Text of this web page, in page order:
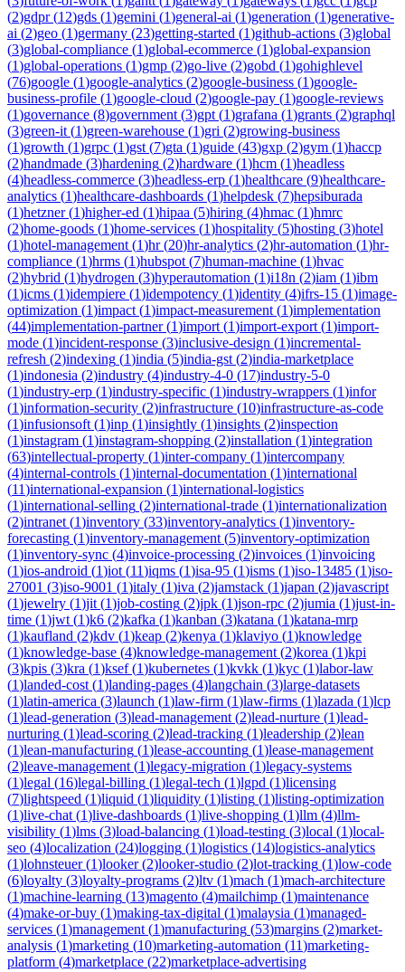
(2)gdpr(12)gds (1)gemini (1)general-ai (1)generation (1)generative-
ai (2)geo (1)germany (23)getting-started (1)github-actions (3)global
(3)global-compliance (1)global-ecommerce (1)global-expansion
(1)global-operations (1)gmp (2)go-live (2)gobd (1)gohighlevel
(76)google (1)google-analytics (2)google-business (1)google-
business-profile (1)google-cloud (2)google-pay (1)google-reviews
(1)governance (8)government (3)gpt (1)grafana (1)grants (2)graphql
(3)green-it (1)green-warehouse (1)gri (2)growing-business
(1)growth (1)grpc (1)gst (7)gta (1)guide (43)gxp (2)gym (1)haccp
(2)handmade (3)hardening (2)hardware (1)hcm (1)headless
(4)headless-commerce (3)headless-erp (1)healthcare (9)healthcare-
analytics (1)healthcare-dashboards (1)helpdesk (7)hepsiburada
(1)hetzner(1)higher-ed (1)hipaa (5)hiring (4)hmac (1)hmrc
(2)home-goods (1)home-services (1)hospitality (5)hosting (3)hotel
(1)hotel-management (1)hr(20)hr-analytics (2)hr-automation (1)hr-
compliance (1)hrms (1)hubspot (7)human-machine (1)hvac
(2)hybrid (1)hydrogen (3)hyperautomation (1)i18n (2)iam (1)ibm
(1)icms (1)idempiere (1)idempotency (1)identity (4)ifrs-15 (1)image-
optimization (1)impact (1)impact-measurement (1)implementation
(44)implementation-partner(1)import (1)import-export (1)import-
mode (1)incident-response (3)inclusive-design (1)incremental-
refresh (2)indexing (1)india (5)india-gst (2)india-marketplace
(1)indonesia (2)industry (4)industry-4-0 (17)industry-5-0
(1)industry-erp (1)industry-specific (1)industry-wrappers (1)infor
(1)information-security (2)infrastructure (10)infrastructure-as-code
(1)infusionsoft (1)inp (1)insightly (1)insights (2)inspection
(1)instagram (1)instagram-shopping (2)installation (1)integration
(63)intellectual-property (1)inter-company (1)intercompany
(4)internal-controls (1)internal-documentation (1)international
(11)international-expansion (1)international-logistics
(1)international-selling (2)international-trade (1)internationalization
(2)intranet (1)inventory (33)inventory-analytics (1)inventory-
forecasting (1)inventory-management (5)inventory-optimization
(1)inventory-sync (4)invoice-processing (2)invoices (1)invoicing
(1)ios-android (1)iot (11)iqms (1)isa-95 (1)isms (1)iso-13485 (1)iso-
27001 (3)iso-9001 (1)italy (1)iva (2)jamstack (1)japan (2)javascript
(1)jewelry (1)jit (1)job-costing (2)jpk (1)json-rpc (2)jumia (1)just-in-
time (1)jwt (1)k6 (2)kafka (1)kanban (3)katana (1)katana-mrp
(1)kaufland (2)kdv (1)keap (2)kenya (1)klaviyo (1)knowledge
(1)knowledge-base (4)knowledge-management (2)korea (1)kpi
(3)kpis (3)kra (1)ksef(1)kubernetes (1)kvkk (1)kyc (1)labor-law
(1)landed-cost (1)landing-pages (4)langchain (3)large-datasets
(1)latin-america (3)launch (1)law-firm (1)law-firms (1)lazada (1)lcp
(1)lead-generation (3)lead-management (2)lead-nurture (1)lead-
nurturing (1)lead-scoring (2)lead-tracking (1)leadership (2)lean
(1)lean-manufacturing (1)lease-accounting (1)lease-management
(2)leave-management (1)legacy-migration (1)legacy-systems
(1)legal (16)legal-billing (1)legal-tech (1)lgpd (1)licensing
(7)lightspeed (1)liquid (1)liquidity (1)listing (1)listing-optimization
(1)live-chat (1)live-dashboards (1)live-shopping (1)llm (4)llm-
visibility (1)lms (3)load-balancing (1)load-testing (3)local (1)local-
seo (4)localization (24)logging (1)logistics (14)logistics-analytics
(1)lohnsteuer(1)looker(2)looker-studio (2)lot-tracking (1)low-code
(6)loyalty (3)loyalty-programs (2)ltv (1)mach (1)mach-architecture
(1)machine-learning (13)magento (4)mailchimp (1)maintenance
(4)make-or-buy (1)making-tax-digital (1)malaysia (1)managed-
services (1)management (1)manufacturing (53)margins (2)market-
analysis (1)marketing (10)marketing-automation (11)marketing-
platform (4)marketplace (22)marketplace-advertising